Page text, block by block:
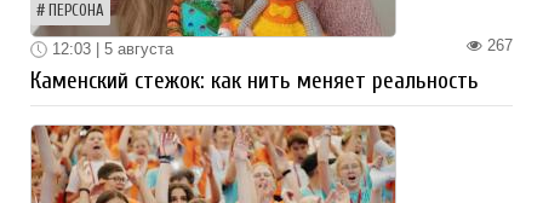
ПЕРСОНА
267
12:03 | 5 августа
Каменский стежок: как нить меняет реальность